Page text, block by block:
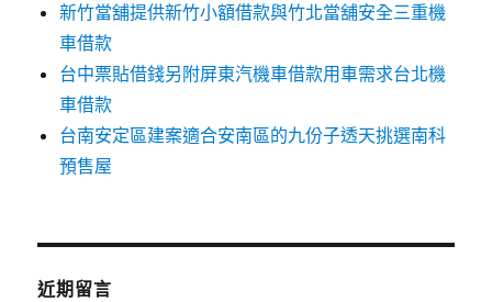
新竹當舖提供新竹小額借款與竹北當舖安全三重機
車借款
台中票貼借錢另附屏東汽機車借款用車需求台北機
車借款
台南安定區建案適合安南區的九份子透天挑選南科
預售屋
近期留言